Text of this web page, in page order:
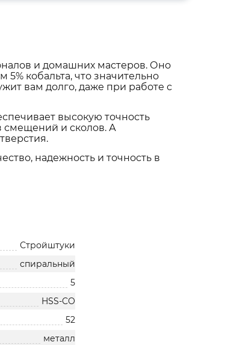
и домашних мастеров. Оно
кобальта, что значительно
вам долго, даже при работе с
высокую точность
смещений и сколов. А
надежность и точность в
Стройштуки
спиральный
5
HSS-CO
52
металл